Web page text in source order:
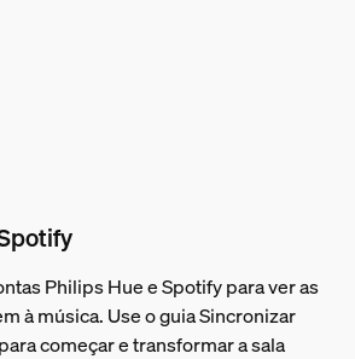
Philips Hue e Spotify para ver as
à música. Use o guia Sincronizar
começar e transformar a sala